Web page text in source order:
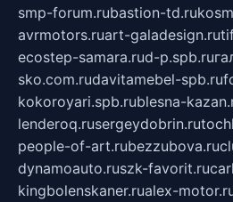
smp-forum.rubastion-td.ru
avrmotors.ruart-galadesign.ru
ecostep-samara.rud-p.spb.ru
sko.com.rudavitamebel-spb.ru
kokoroyari.spb.rublesna-
lenderoq.rusergeydobrin.ru
people-of-art.rubezzubova.ru
dynamoauto.ruszk-favorit.ru
kingbolenskaner.rualex-